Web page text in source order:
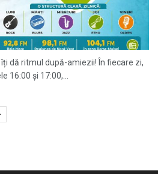
dă ritmul după-amiezii! În fiecare zi,
16:00 și 17:00,...